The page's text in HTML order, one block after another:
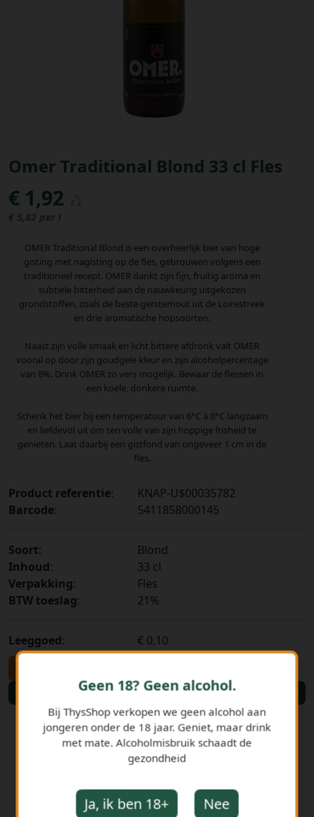
Omer Traditional Blond 33 cl Fles
€ 1,92
€ 5,82 per l
OMER Traditional Blond is een overheerlijk bier van hoge
gisting met nagisting op de fles, gebrouwen volgens een
traditioneel recept. OMER dankt zijn fijn, fruitig aroma en
subtiele bitterheid aan de nauwkeurig uitgekozen
grondstoffen, zoals de beste gerstemout uit de Loirestreek
en drie aromatische hopsoorten.
Naast zijn volle smaak en licht bittere afdronk valt OMER
vooral op door zijn goudgele kleur en zijn alcoholpercentage
van 8%. Drink OMER zo vers mogelijk. Bewaar de flessen in
een koele, donkere ruimte.
Schenk het bier bij een temperatuur van 6°C à 8°C langzaam
en liefdevol uit om ten volle van zijn hoppige frisheid te
genieten. Laat daarbij een gistfond van ongeveer 1 cm in de
fles.
Product referentie:
KNAP-U$00035782
Barcode: 5411858000145
Soort:
Blond
Inhoud:
33 cl
Verpakking:
Fles
BTW toeslag: 21%
Leeggoed: € 0,10
Bestellen
Geen 18? Geen alcohol.
Bij ThysShop verkopen we geen alcohol aan
jongeren onder de 18 jaar. Geniet, maar drink
met mate. Alcoholmisbruik schaadt de
gezondheid
Ja, ik ben 18+ Nee